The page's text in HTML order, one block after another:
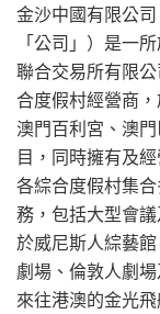
金沙中國有限公
「公司」）是一
聯合交易所有限
合度假村經營商
澳門百利宮、澳
目，同時擁有及
各綜合度假村集
務，包括大型會
於威尼斯人綜藝
劇場、倫敦人劇
來往港澳的金光